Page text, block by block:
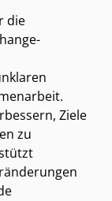
die
Ziele
zu